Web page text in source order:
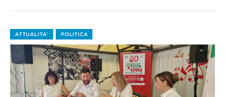
ATTUALITA' POLITICA